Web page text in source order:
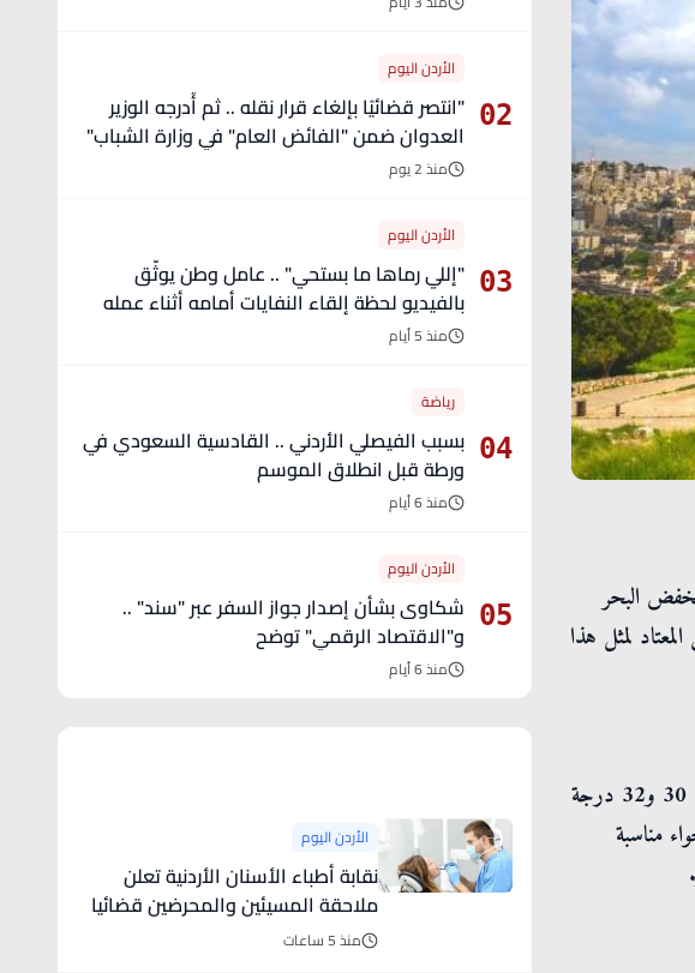
البحر
لمثل هذا
يبدأ تأثير الكتلة الهوائية الحارة نسبياً يوم غدٍ الجمعة، حيث ترتفع درجات الحرارة لتتراوح العظمى في المدن الرئيسية بين 30 و32 درجة
مناسبة
02
الأردن اليوم
"انتصر قضائيًا بإلغاء قرار نقله .. ثم أُدرجه الوزير
العدوان ضمن "الفائض العام" في وزارة الشباب"
- تفاصيل
منذ 2 يوم
03
الأردن اليوم
"إللي رماها ما بستحي" .. عامل وطن يوثّق
بالفيديو لحظة إلقاء النفايات أمامه أثناء عمله
منذ 5 أيام
04
رياضة
بسبب الفيصلي الأردني .. القادسية السعودي في
ورطة قبل انطلاق الموسم
منذ 6 أيام
05
الأردن اليوم
شكاوى بشأن إصدار جواز السفر عبر "سند" ..
و"الاقتصاد الرقمي" توضح
منذ 6 أيام
الأردن اليوم
نقابة أطباء الأسنان الأردنية تعلن
ملاحقة المسيئين والمحرضين قضائيا
منذ 5 ساعات